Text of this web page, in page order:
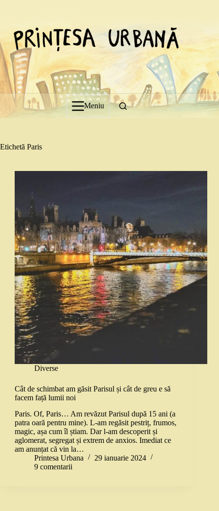
Meniu
Etichetă Paris
Diverse
Cât de schimbat am găsit Parisul și cât de greu e să
facem față lumii noi
Paris. Of, Paris… Am revăzut Parisul după 15 ani (a
patra oară pentru mine). L-am regăsit pestriț, frumos,
magic, așa cum îl știam. Dar l-am descoperit și
aglomerat, segregat și extrem de anxios. Imediat ce
am anunțat că vin la…
Printesa Urbana
29 ianuarie 2024
9 comentarii